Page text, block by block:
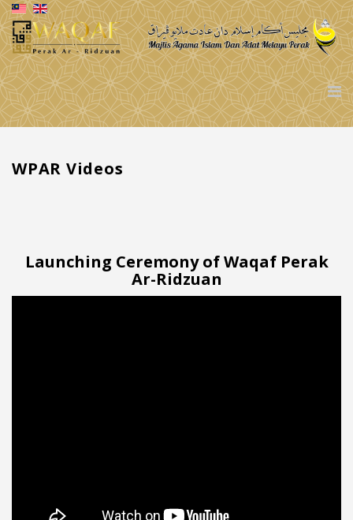
WPAR Videos
Launching Ceremony of Waqaf Perak
Ar-Ridzuan